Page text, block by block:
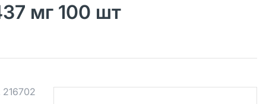
мг 100 шт
216702